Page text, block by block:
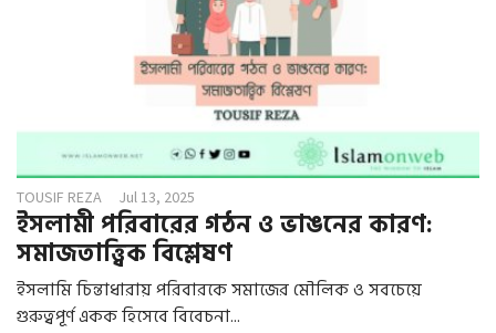
TOUSIF REZA Jul 13, 2025
ইসলামী পরিবারের গঠন ও ভাঙনের কারণ:
সমাজতাত্ত্বিক বিশ্লেষণ
ইসলামি চিন্তাধারায় পরিবারকে সমাজের মৌলিক ও সবচেয়ে
গুরুত্বপূর্ণ একক হিসেবে বিবেচনা...